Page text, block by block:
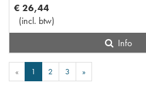
€ 26,44
(incl. btw)
Info
« 1 2 3 »